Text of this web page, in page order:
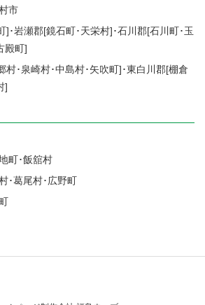
市
]･岩瀬郡[鏡石町 ･ 天栄村]･石川郡[石川町 ･ 玉
殿町 ]
村･ 泉崎村･中島村･ 矢吹町 ]･東白川郡[棚倉
]
町 ･飯舘村
･葛尾村･ 広野町